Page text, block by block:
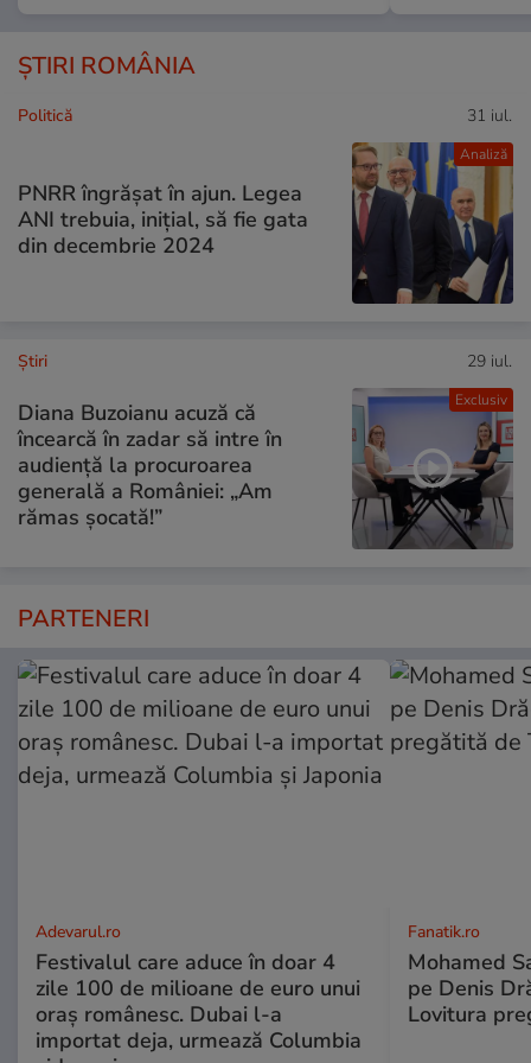
ȘTIRI ROMÂNIA
Analiză
Politică 31 iul.
PNRR îngrășat în ajun. Legea
ANI trebuia, inițial, să fie gata
din decembrie 2024
Exclusiv
Ştiri 29 iul.
Diana Buzoianu acuză că
încearcă în zadar să intre în
audiență la procuroarea
generală a României: „Am
rămas șocată!”
PARTENERI
Adevarul.ro
Festivalul care aduce în doar 4
zile 100 de milioane de euro unui
oraș românesc. Dubai l-a
importat deja, urmează Columbia
Fanatik.ro
Mohamed
pe Denis
Lovitura